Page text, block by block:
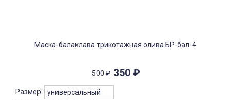
Маска-балаклава трикотажная олива БР-бал-4
500 ₽ 350 ₽
Размер: